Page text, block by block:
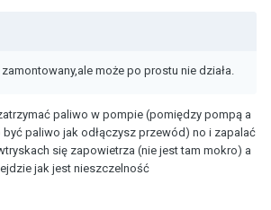
może po prostu nie działa.
paliwo w pompie (pomiędzy pompą a
paliwo jak odłączysz przewód) no i zapalać
się zapowietrza (nie jest tam mokro) a
jak jest nieszczelność